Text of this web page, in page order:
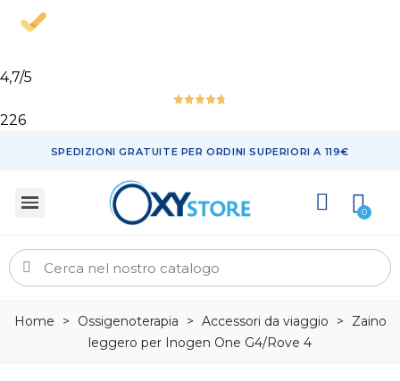
4,7/5
226
SPEDIZIONI GRATUITE PER ORDINI SUPERIORI A 119€
Home > Ossigenoterapia > Accessori da viaggio >
Zaino
leggero per Inogen One G4/Rove 4